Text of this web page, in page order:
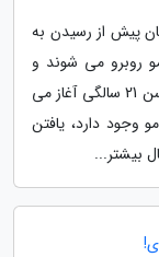
که حدود 85 درصد آقایان پیش از رسیدن به
روبرو می شوند و
ریزش موی بعضی حتی پیش از پای گذاشتن به سن 21 سالگی آغاز می
وجود دارد، یافتن
بیشتر...